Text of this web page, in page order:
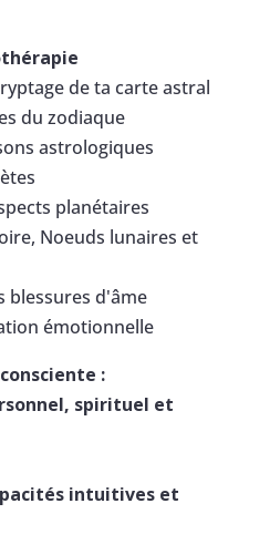
de ta carte astral
du zodiaque
astrologiques
planétaires
Noeuds lunaires et
blessures d'âme
émotionnelle
:
spirituel et
intuitives et